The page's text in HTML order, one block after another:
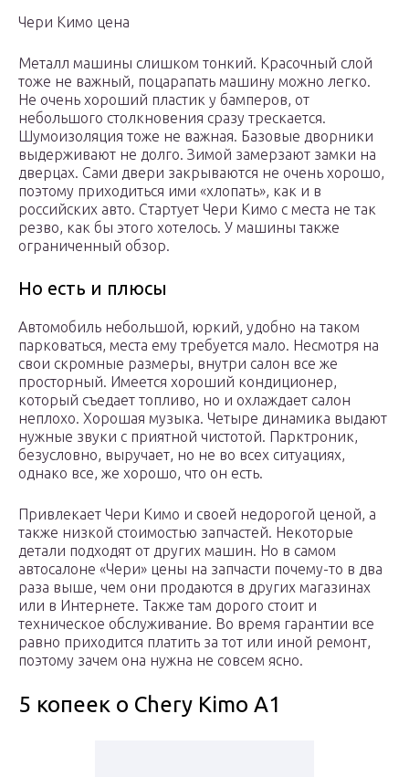
Чери Кимо цена
Металл машины слишком тонкий. Красочный слой
тоже не важный, поцарапать машину можно легко.
Не очень хороший пластик у бамперов, от
небольшого столкновения сразу трескается.
Шумоизоляция тоже не важная. Базовые дворники
выдерживают не долго. Зимой замерзают замки на
дверцах. Сами двери закрываются не очень хорошо,
поэтому приходиться ими «хлопать», как и в
российских авто. Стартует Чери Кимо с места не так
резво, как бы этого хотелось. У машины также
ограниченный обзор.
Но есть и плюсы
Автомобиль небольшой, юркий, удобно на таком
парковаться, места ему требуется мало. Несмотря на
свои скромные размеры, внутри салон все же
просторный. Имеется хороший кондиционер,
который съедает топливо, но и охлаждает салон
неплохо. Хорошая музыка. Четыре динамика выдают
нужные звуки с приятной чистотой. Парктроник,
безусловно, выручает, но не во всех ситуациях,
однако все, же хорошо, что он есть.
Привлекает Чери Кимо и своей недорогой ценой, а
также низкой стоимостью запчастей. Некоторые
детали подходят от других машин. Но в самом
автосалоне «Чери» цены на запчасти почему-то в два
раза выше, чем они продаются в других магазинах
или в Интернете. Также там дорого стоит и
техническое обслуживание. Во время гарантии все
равно приходится платить за тот или иной ремонт,
поэтому зачем она нужна не совсем ясно.
5 копеек о Chery Kimo A1